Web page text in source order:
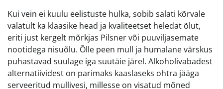
Kui vein ei kuulu eelistuste hulka, sobib salati kõrvale
valatult ka klaasike head ja kvaliteetset heledat õlut,
eriti just kergelt mõrkjas Pilsner või puuviljasemate
nootidega nisuõlu. Õlle peen mull ja humalane värskus
puhastavad suulage iga suutäie järel. Alkoholivabadest
alternatiividest on parimaks kaaslaseks ohtra jääga
serveeritud mullivesi, millesse on visatud mõned